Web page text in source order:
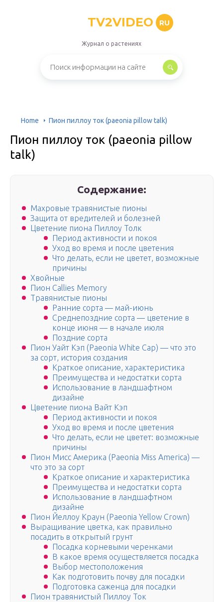
TV2VIDEO RU
Журнал о растениях
Home Пион пиллоу ток (paeonia pillow talk)
Пион пиллоу ток (paeonia pillow
talk)
Содержание:
Махровые травянистые пионы
Защита от вредителей и болезней
Цветение пиона Пиллоу Толк
Период активности и покоя
Уход во время и после цветения
Что делать, если не цветет, возможные
причины
Хвойные
Пион Callies Memory
Травянистые пионы
Ранние сорта — май-июнь
Среднепоздние сорта — цветение в
конце июня — в начале июля
Поздние сорта
Пион Уайт Кэп (Paeonia White Cap) — что это
за сорт, история создания
Краткое описание, характеристика
Преимущества и недостатки сорта
Использование в ландшафтном
дизайне
Цветение пиона Вайт Кэп
Период активности и покоя
Уход во время и после цветения
Что делать, если не цветет: возможные
причины
Пион Мисс Америка (Paeonia Miss America) —
что это за сорт
Краткое описание и характеристика
Преимущества и недостатки сорта
Использование в ландшафтном
дизайне
Пион Йеллоу Краун (Paeonia Yellow Crown)
Выращивание цветка, как правильно
посадить в открытый грунт
Посадка корневыми черенками
В какое время осуществляется посадка
Выбор местоположения
Как подготовить почву для посадки
Подготовка саженца для посадки
Пион травянистый Пиллоу Ток